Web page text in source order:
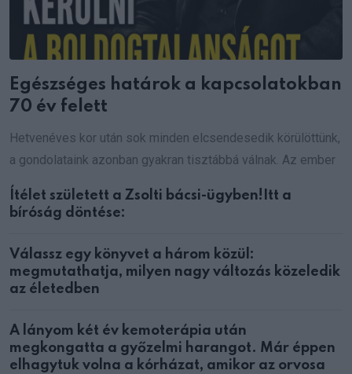
Egészséges határok a kapcsolatokban
70 év felett
Hetvenéves kor után sok minden elcsendesedik körülöttünk,
a gondolataink azonban gyakran tisztábbá válnak. Az ember
Ítélet született a Zsolti bácsi-ügyben!Itt a
bíróság döntése:
Válassz egy könyvet a három közül:
megmutathatja, milyen nagy változás közeledik
az életedben
A lányom két év kemoterápia után
megkongatta a győzelmi harangot. Már éppen
elhagytuk volna a kórházat, amikor az orvosa